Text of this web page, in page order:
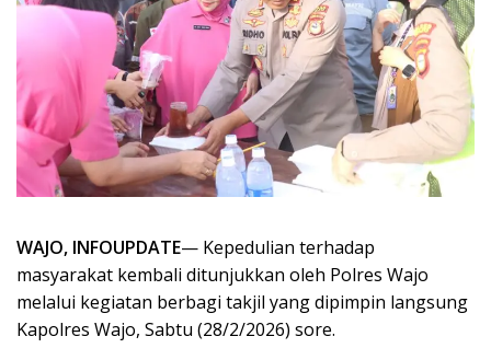
WAJO, INFOUPDATE— Kepedulian terhadap
masyarakat kembali ditunjukkan oleh Polres Wajo
melalui kegiatan berbagi takjil yang dipimpin langsung
Kapolres Wajo, Sabtu (28/2/2026) sore.